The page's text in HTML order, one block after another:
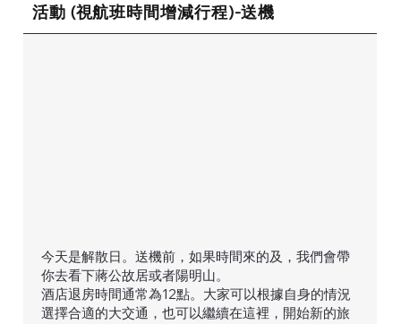
活動 (視航班時間增減行程)-送機
今天是解散日。送機前，如果時間來的及，我們會帶
你去看下蔣公故居或者陽明山。
酒店退房時間通常為12點。大家可以根據自身的情況
選擇合適的大交通，也可以繼續在這裡，開始新的旅